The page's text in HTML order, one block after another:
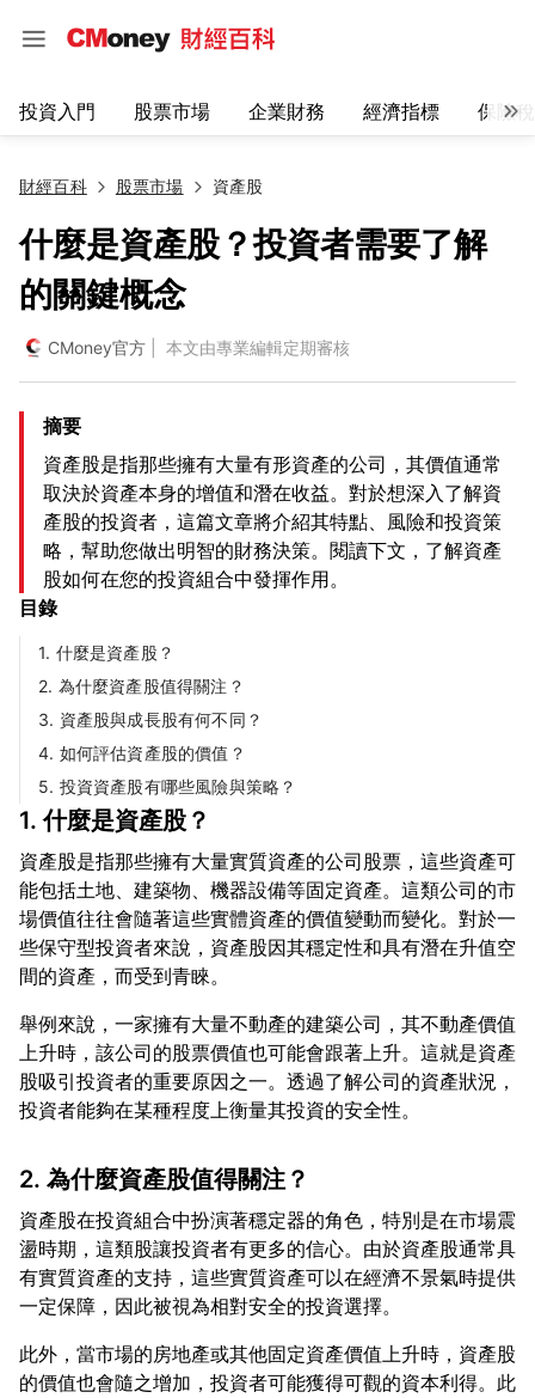
投資入門 股票市場 企業財務 經濟指標 保險
財經百科 股票市場 資產股
什麼是資產股？投資者需要了解
的關鍵概念
CMoney官方 | 本文由專業編輯定期審核
摘要
資產股是指那些擁有大量有形資產的公司，其價值通常
取決於資產本身的增值和潛在收益。對於想深入了解資
產股的投資者，這篇文章將介紹其特點、風險和投資策
略，幫助您做出明智的財務決策。閱讀下文，了解資產
股如何在您的投資組合中發揮作用。
目錄
1. 什麼是資產股？
2. 為什麼資產股值得關注？
3. 資產股與成長股有何不同？
4. 如何評估資產股的價值？
5. 投資資產股有哪些風險與策略？
1. 什麼是資產股？
資產股是指那些擁有大量實質資產的公司股票，這些資產可
能包括土地、建築物、機器設備等固定資產。這類公司的市
場價值往往會隨著這些實體資產的價值變動而變化。對於一
些保守型投資者來說，資產股因其穩定性和具有潛在升值空
舉例來說，一家擁有大量不動產的建築公司，其不動產價值
上升時，該公司的股票價值也可能會跟著上升。這就是資產
股吸引投資者的重要原因之一。透過了解公司的資產狀況，
2. 為什麼資產股值得關注？
資產股在投資組合中扮演著穩定器的角色，特別是在市場震
盪時期，這類股讓投資者有更多的信心。由於資產股通常具
有實質資產的支持，這些實質資產可以在經濟不景氣時提供
此外，當市場的房地產或其他固定資產價值上升時，資產股
的價值也會隨之增加，投資者可能獲得可觀的資本利得。此